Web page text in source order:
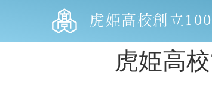
虎姫高校創立
虎姫高